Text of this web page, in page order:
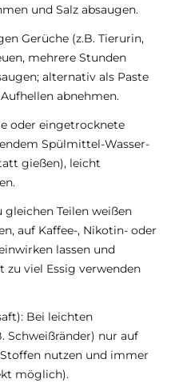
und Salz absaugen.
Gerüche (z.B. Tierurin,
mehrere Stunden
alternativ als Paste
abnehmen.
oder eingetrocknete
Spülmittel-Wasser-
gießen), leicht
gleichen Teilen weißen
auf Kaffee-, Nikotin- oder
lassen und
zu viel Essig verwenden
Bei leichten
Schweißränder) nur auf
nutzen und immer
möglich).